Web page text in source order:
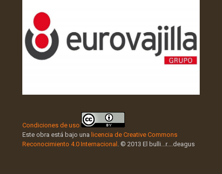
Condiciones de uso
Este obra está bajo una licencia de Creative Commons
Reconocimiento 4.0 Internacional . © 2013 El bulli...r....deagus